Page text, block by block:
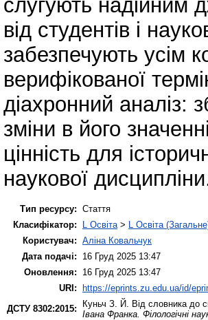
слугують надійним
від студентів і
забезпечують усім
верифікованої
діахронний аналіз:
зміни в його
цінність для
наукової
Тип ресурсу: Стаття
Класифікатор:
L Освіта > L Освіта
Користувач: Аліна Ковальчук
Дата подачі:
16 Груд 2025 13:47
Оновлення:
16 Груд 2025 13:47
URI: https://eprints.zu.edu.ua/id/
ДСТУ 8302:2015:
Куньч З. Й. Від словника до
Івана Франка. Філологічні